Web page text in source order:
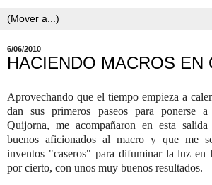
6/06/2010
HACIENDO MACROS EN
Aprovechando que el tiempo empieza a
dan sus primeros paseos para ponerse
Quijorna, me acompañaron en esta
buenos aficionados al macro y que me
inventos "caseros" para difuminar la luz en
por cierto, con unos muy buenos resultados.